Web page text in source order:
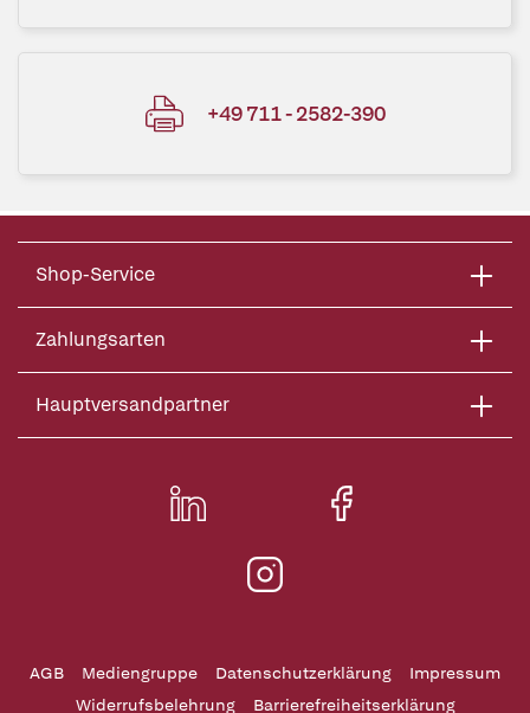
+49 711 - 2582-390
Shop-Service
Zahlungsarten
Hauptversandpartner
AGB Mediengruppe Datenschutzerklärung
Impressum
Widerrufsbelehrung
Barrierefreiheitserklärung